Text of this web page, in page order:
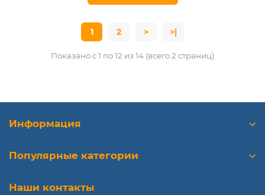
1 2 > >|
Показано с 1 по 12 из 14 (всего 2 страниц)
Информация
Популярные категории
Наши контакты